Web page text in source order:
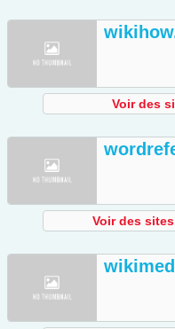
Voir des
Voir des